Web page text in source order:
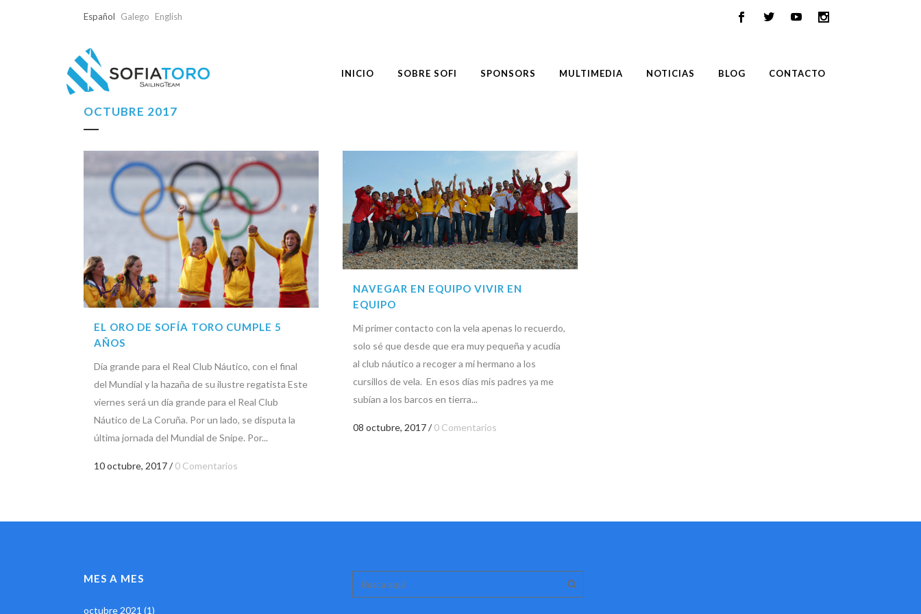
Español Galego English
INICIO SOBRE SOFI SPONSORS MULTIMEDIA NOTICIAS BLOG CONTACTO
OCTUBRE 2017
EL ORO DE SOFÍA TORO CUMPLE 5
AÑOS
Día grande para el Real Club Náutico, con el final
del Mundial y la hazaña de su ilustre regatista Este
viernes será un día grande para el Real Club
Náutico de La Coruña. Por un lado, se disputa la
última jornada del Mundial de Snipe. Por...
10 octubre, 2017/0 Comentarios
NAVEGAR EN EQUIPO VIVIR EN
EQUIPO
Mi primer contacto con la vela apenas lo recuerdo,
solo sé que desde que era muy pequeña y acudía
al club náutico a recoger a mi hermano a los
cursillos de vela. En esos días mis padres ya me
subían a los barcos en tierra...
08 octubre, 2017/0 Comentarios
MES A MES
octubre 2021 (1)